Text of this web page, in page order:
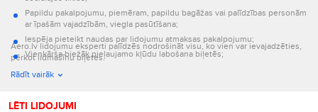
Papildu pakalpojumu, piemēram, papildu bagāžas vai palīdzības personām
ar īpašām vajadzībām, viegla pasūtīšana;
Iespēja pieteikt naudas par lidojumu atmaksas pakalpojumu;
Vienkārša biežāk pieļaujamo kļūdu labošana biļetēs;
Informācijas par lidojumu nosūtīšana e-pastā un ar īsziņām.
Aero.lv lidojumu eksperti palīdzēs nodrošināt visu, ko vien var ievajadzēties,
pērkot lidmašīnu biļetes.
Rādīt vairāk
LĒTI LIDOJUMI